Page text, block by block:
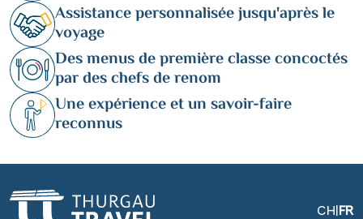
Assistance personnalisée jusqu'après le
voyage
Des menus de première classe concoctés
par des chefs de renom
Une expérience et un savoir-faire
reconnus
CH|FR